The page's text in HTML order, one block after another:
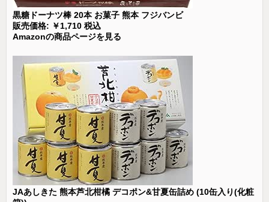
黒糖ドーナツ棒 20本 お菓子 熊本 フジバンビ
販売価格: ￥1,710 税込
Amazonの商品ページを見る
JAあしきた 熊本芦北柑橘 デコポン&甘夏缶詰め (10缶入り(化粧